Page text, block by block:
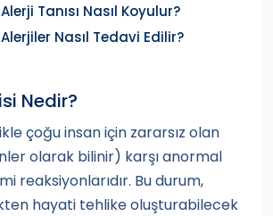
Tanısı Nasıl Koyulur?
Nasıl Tedavi Edilir?
Nedir?
çoğu insan için zararsız olan
olarak bilinir) karşı anormal
reaksiyonlarıdır. Bu durum,
hayati tehlike oluşturabilecek